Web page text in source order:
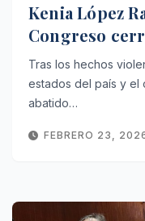
Kenia López
Congreso
Tras los hechos
estados del país y el
abatido…
FEBRERO 23,